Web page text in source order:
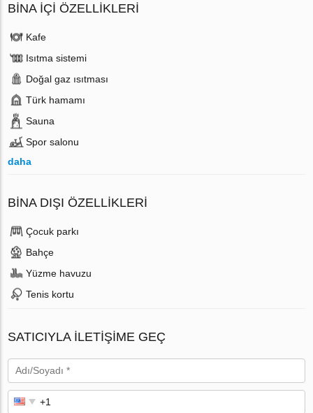
BINA İÇI ÖZELLIKLERI
Kafe
Isıtma sistemi
Doğal gaz ısıtması
Türk hamamı
Sauna
Spor salonu
daha
BINA DIŞI ÖZELLIKLERI
Çocuk parkı
Bahçe
Yüzme havuzu
Tenis kortu
SATICIYLA ILETIŞIME GEÇ